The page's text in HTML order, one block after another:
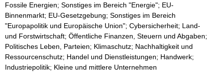
Fossile Energien; Sonstiges im Bereich "Energie"; EU-
Binnenmarkt; EU-Gesetzgebung; Sonstiges im Bereich
"Europapolitik und Europäische Union"; Cybersicherheit; Land-
und Forstwirtschaft; Öffentliche Finanzen, Steuern und Abgaben;
Politisches Leben, Parteien; Klimaschutz; Nachhaltigkeit und
Ressourcenschutz; Handel und Dienstleistungen; Handwerk;
Industriepolitik; Kleine und mittlere Unternehmen